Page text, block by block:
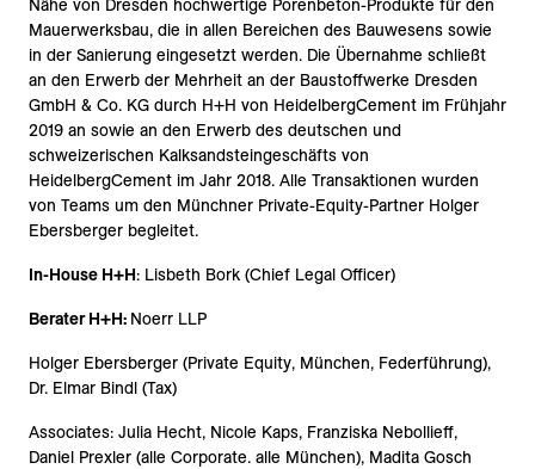
Nähe von Dresden hochwertige Porenbeton-Produkte für den
Mauerwerksbau, die in allen Bereichen des Bauwesens sowie
in der Sanierung eingesetzt werden. Die Übernahme schließt
an den Erwerb der Mehrheit an der Baustoffwerke Dresden
GmbH & Co. KG durch H+H von HeidelbergCement im Frühjahr
2019 an sowie an den Erwerb des deutschen und
schweizerischen Kalksandsteingeschäfts von
HeidelbergCement im Jahr 2018. Alle Transaktionen wurden
von Teams um den Münchner Private-Equity-Partner Holger
Ebersberger begleitet.
In-House H+H: Lisbeth Bork (Chief Legal Officer)
Berater H+H: Noerr LLP
Holger Ebersberger (Private Equity, München, Federführung),
Dr. Elmar Bindl (Tax)
Associates: Julia Hecht, Nicole Kaps, Franziska Nebollieff,
Daniel Prexler (alle Corporate. alle München), Madita Gosch